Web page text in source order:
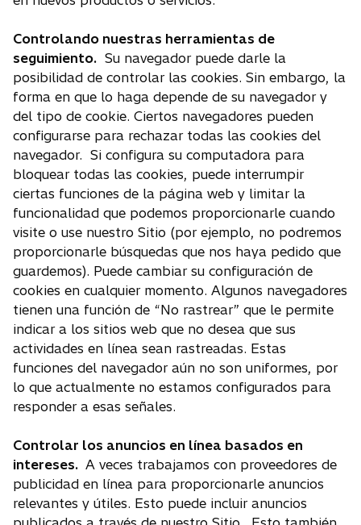
Controlando nuestras herramientas de
seguimiento. Su navegador puede darle la
posibilidad de controlar las cookies. Sin embargo, la
forma en que lo haga depende de su navegador y
del tipo de cookie. Ciertos navegadores pueden
configurarse para rechazar todas las cookies del
navegador. Si configura su computadora para
bloquear todas las cookies, puede interrumpir
ciertas funciones de la página web y limitar la
funcionalidad que podemos proporcionarle cuando
visite o use nuestro Sitio (por ejemplo, no podremos
proporcionarle búsquedas que nos haya pedido que
guardemos). Puede cambiar su configuración de
cookies en cualquier momento. Algunos navegadores
tienen una función de “No rastrear” que le permite
indicar a los sitios web que no desea que sus
actividades en línea sean rastreadas. Estas
funciones del navegador aún no son uniformes, por
lo que actualmente no estamos configurados para
responder a esas señales.
Controlar los anuncios en línea basados en
intereses. A veces trabajamos con proveedores de
publicidad en línea para proporcionarle anuncios
relevantes y útiles. Esto puede incluir anuncios